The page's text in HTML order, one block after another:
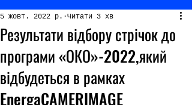
Результати відбору стрічок до
програми «ОКО»-2022,який
відбудеться в рамках
EnergaCAMERIMAGE
5 жовт. 2022 р. Читати 3 хв